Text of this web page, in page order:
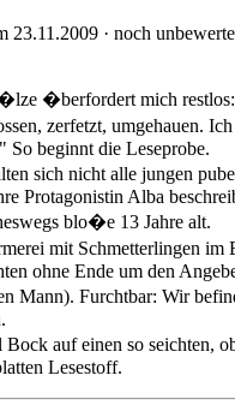
23.11.2009 · noch
�berfordert mich
zerfetzt, umgehauen.
So beginnt die Leseprobe.
sich nicht alle jungen
Protagonistin Alba
blo�e 13 Jahre alt.
mit Schmetterlingen im
ohne Ende um den
Mann). Furchtbar: Wir
Bock auf einen so seichten,
Lesestoff.